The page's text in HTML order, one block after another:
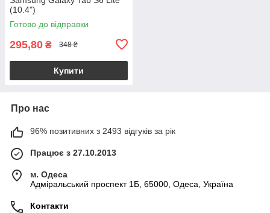
(10.4")
Готово до відправки
295,80 ₴ 348 ₴
Купити
Про нас
96% позитивних з 2493 відгуків за рік
Працює з 27.10.2013
м. Одеса
Адміральський проспект 1Б, 65000, Одеса, Україна
Контакти